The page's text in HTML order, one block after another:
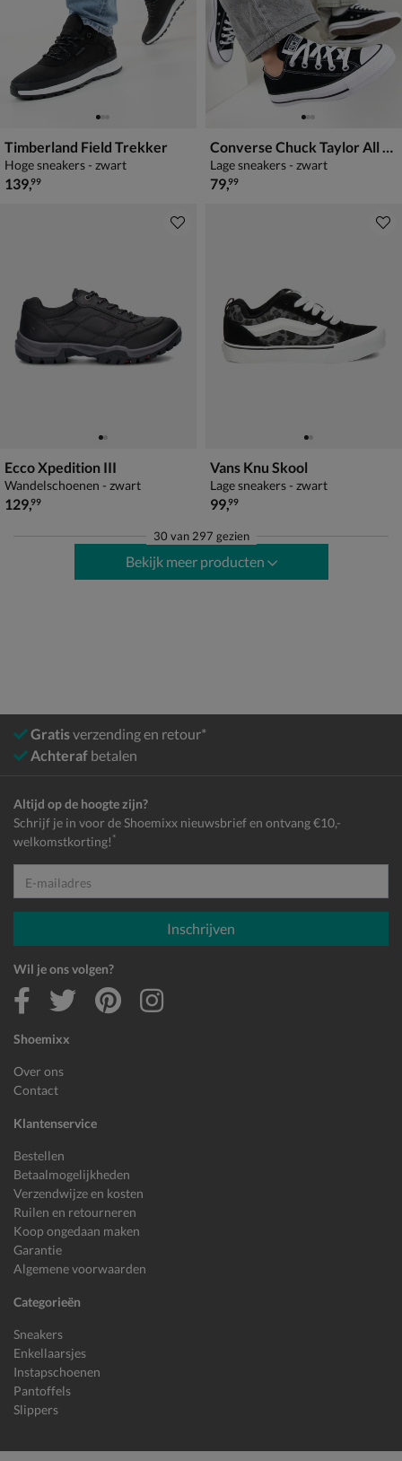
Timberland Field Trekker
Hoge sneakers - zwart
€ 139,99
139,99
Converse Chuck Taylor All Star
Lage sneakers - zwart
€ 79,99
79,99
Ecco Xpedition III
Wandelschoenen - zwart
€ 129,99
129,99
Vans Knu Skool
Lage sneakers - zwart
€ 99,99
99,99
30 van 297 gezien
Bekijk meer producten
Gratisverzending en retour*
Achteraf betalen
Shoemixx
Over ons
Contact
Klantenservice
Bestellen
Betaalmogelijkheden
Verzendwijze en kosten
Ruilen en retourneren
Koop ongedaan maken
Garantie
Algemene voorwaarden
Categorieën
Sneakers
Enkellaarsjes
Instapschoenen
Pantoffels
Slippers
Altijd op de hoogte zijn?
Schrijf je in voor de Shoemixx nieuwsbrief en ontvang €10,-
welkomstkorting! *
E-mailadres
Inschrijven
Wil je ons volgen?